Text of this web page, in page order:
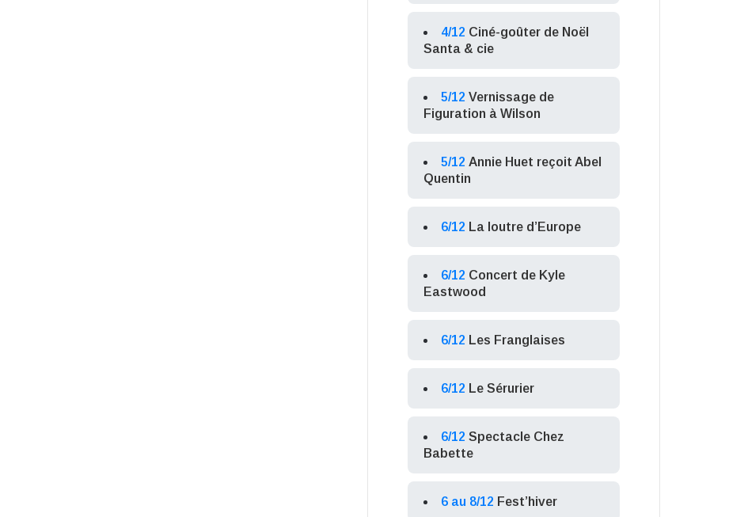
4/12 Ciné-goûter de Noël
Santa & cie
5/12 Vernissage de
Figuration à Wilson
5/12 Annie Huet reçoit Abel
Quentin
6/12 La loutre d’Europe
6/12 Concert de Kyle
Eastwood
6/12 Les Franglaises
6/12 Le Sérurier
6/12 Spectacle Chez
Babette
6 au 8/12 Fest’hiver